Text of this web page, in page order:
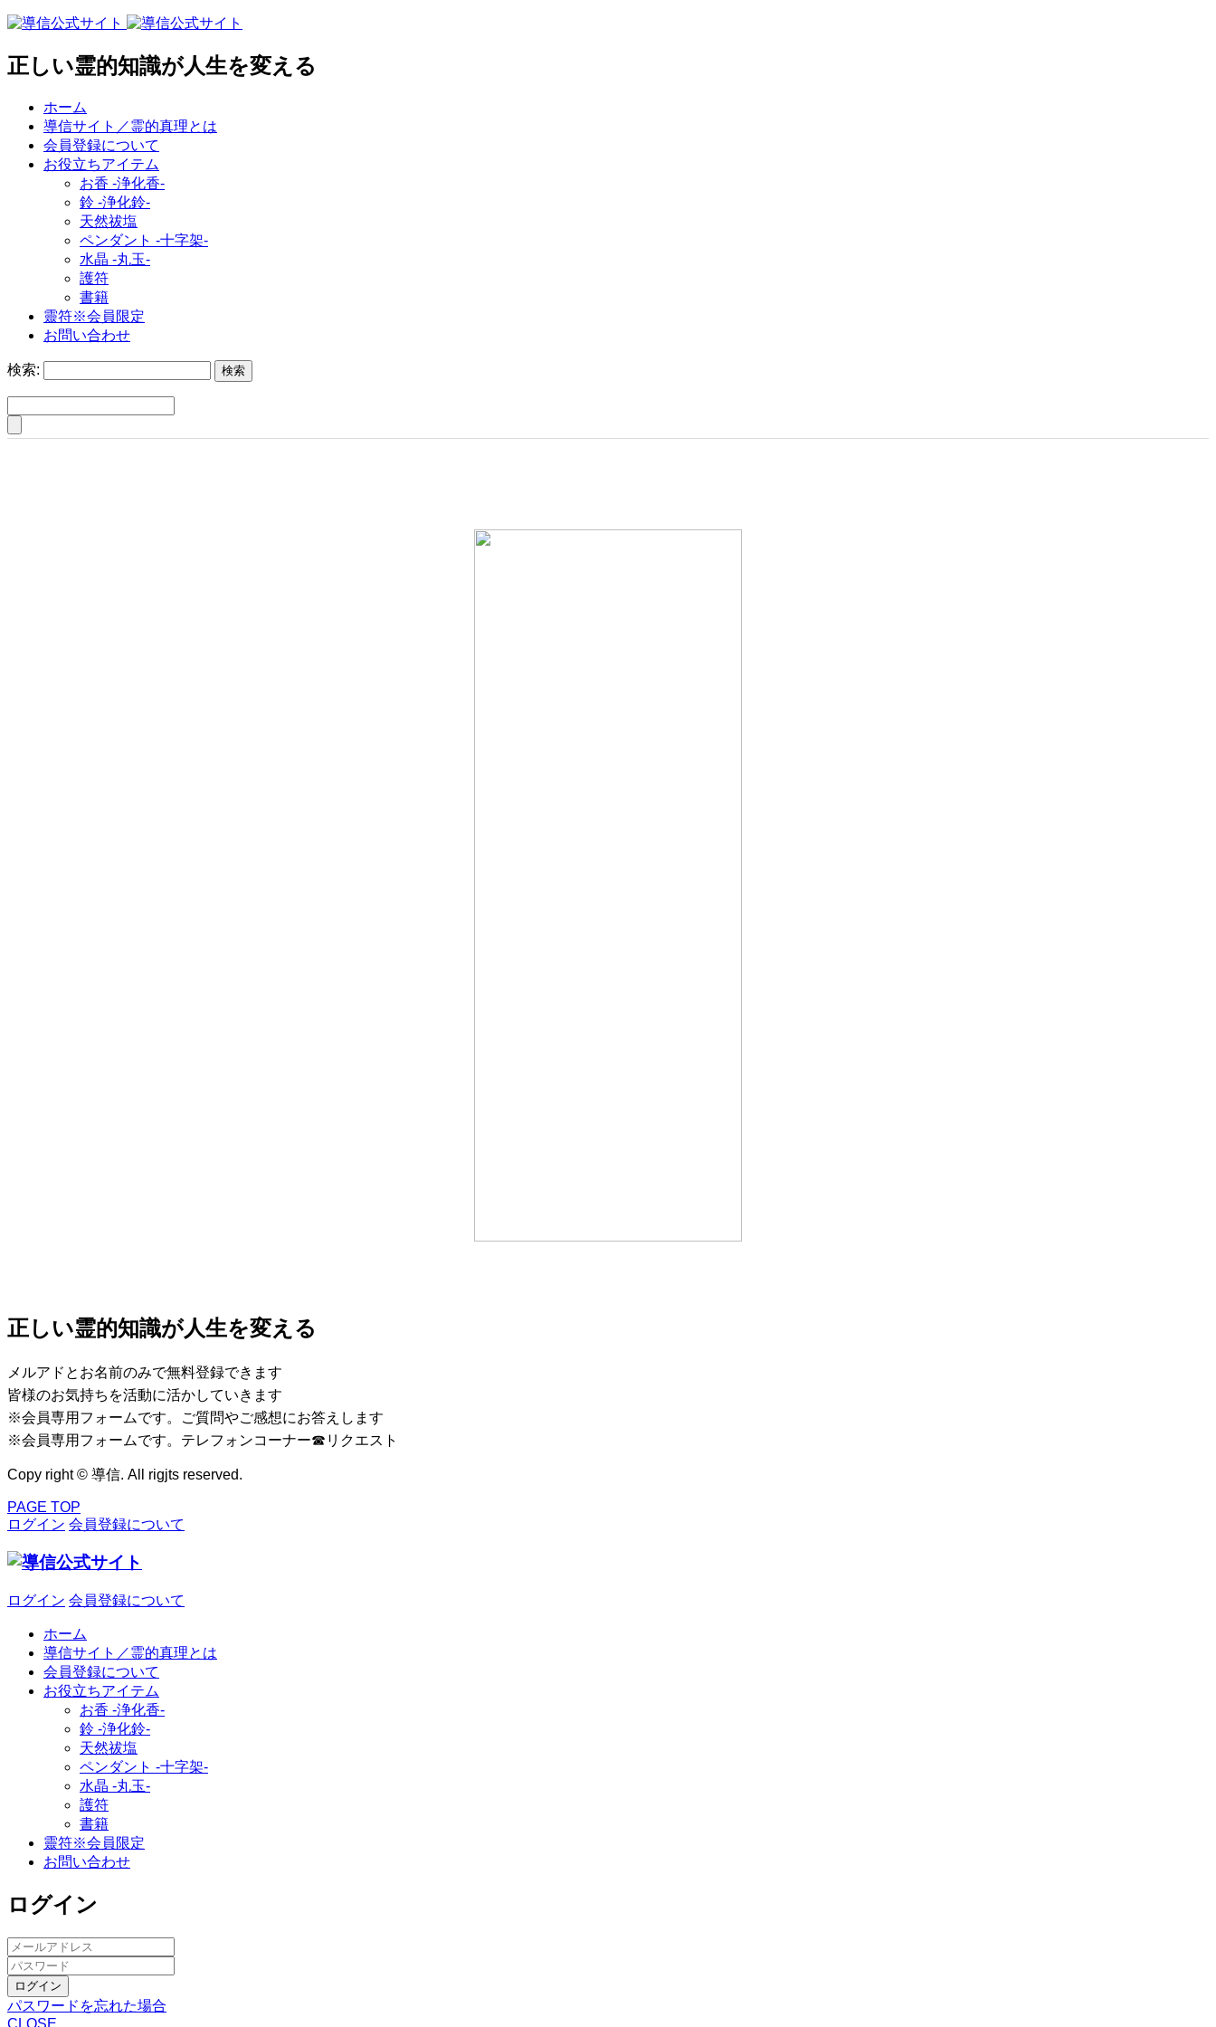
正しい霊的知識が人生を変える
ホーム
導信サイト／霊的真理とは
会員登録について
お役立ちアイテム
お香 ‐浄化香‐
鈴 ‐浄化鈴‐
天然祓塩
ペンダント -十字架-
水晶 -丸玉-
護符
書籍
靈符※会員限定
お問い合わせ
検索:
正しい霊的知識が人生を変える
メルアドとお名前のみで無料登録できます
皆様のお気持ちを活動に活かしていきます
※会員専用フォームです。ご質問やご感想にお答えします
※会員専用フォームです。テレフォンコーナー☎リクエスト
Copy right © 導信. All rigjts reserved.
PAGE TOP
ログイン 会員登録について
ログイン 会員登録について
ホーム
導信サイト／霊的真理とは
会員登録について
お役立ちアイテム
お香 ‐浄化香‐
鈴 ‐浄化鈴‐
天然祓塩
ペンダント -十字架-
水晶 -丸玉-
護符
書籍
靈符※会員限定
お問い合わせ
ログイン
ログイン
パスワードを忘れた場合
CLOSE